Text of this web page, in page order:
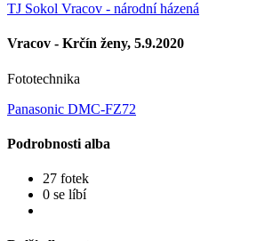
TJ Sokol Vracov - národní házená
Vracov - Krčín ženy, 5.9.2020
Fototechnika
Panasonic DMC-FZ72
Podrobnosti alba
27 fotek
0 se líbí